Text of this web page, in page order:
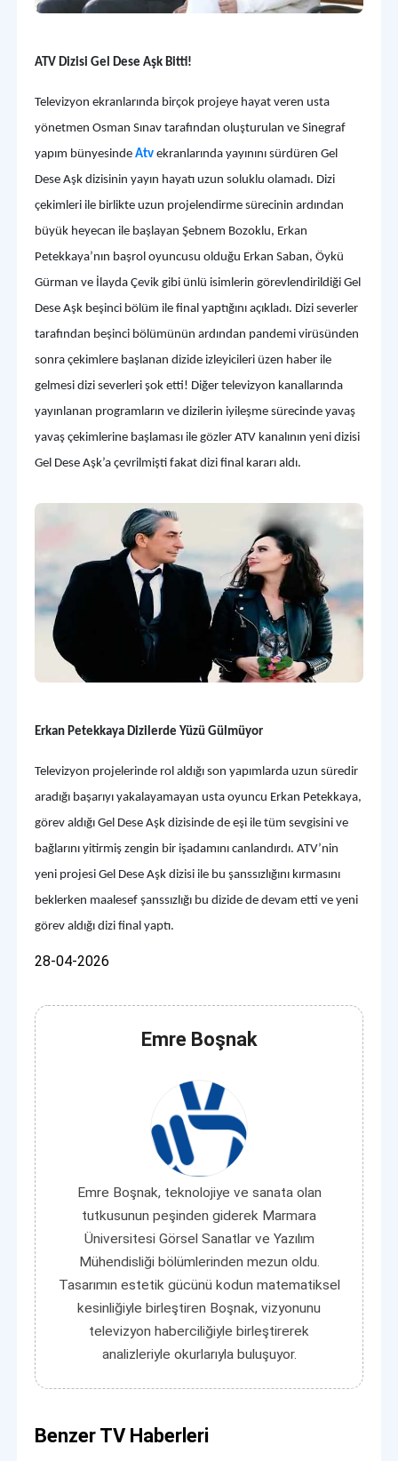
ATV Dizisi Gel Dese Aşk Bitti!
Televizyon ekranlarında birçok projeye hayat veren usta
yönetmen Osman Sınav tarafından oluşturulan ve Sinegraf
yapım bünyesindeAtv ekranlarında yayınını sürdüren Gel
Dese Aşk dizisinin yayın hayatı uzun soluklu olamadı. Dizi
çekimleri ile birlikte uzun projelendirme sürecinin ardından
büyük heyecan ile başlayan Şebnem Bozoklu, Erkan
Petekkaya’nın başrol oyuncusu olduğu Erkan Saban, Öykü
Gürman ve İlayda Çevik gibi ünlü isimlerin görevlendirildiği Gel
Dese Aşk beşinci bölüm ile final yaptığını açıkladı. Dizi severler
tarafından beşinci bölümünün ardından pandemi virüsünden
sonra çekimlere başlanan dizide izleyicileri üzen haber ile
gelmesi dizi severleri şok etti! Diğer televizyon kanallarında
yayınlanan programların ve dizilerin iyileşme sürecinde yavaş
yavaş çekimlerine başlaması ile gözler ATV kanalının yeni dizisi
Gel Dese Aşk’a çevrilmişti fakat dizi final kararı aldı.
Erkan Petekkaya Dizilerde Yüzü Gülmüyor
Televizyon projelerinde rol aldığı son yapımlarda uzun süredir
aradığı başarıyı yakalayamayan usta oyuncu Erkan Petekkaya,
görev aldığı Gel Dese Aşk dizisinde de eşi ile tüm sevgisini ve
bağlarını yitirmiş zengin bir işadamını canlandırdı. ATV’nin
yeni projesi Gel Dese Aşk dizisi ile bu şanssızlığını kırmasını
beklerken maalesef şanssızlığı bu dizide de devam etti ve yeni
görev aldığı dizi final yaptı.
28-04-2026
Emre Boşnak
Emre Boşnak, teknolojiye ve sanata olan
tutkusunun peşinden giderek Marmara
Üniversitesi Görsel Sanatlar ve Yazılım
Mühendisliği bölümlerinden mezun oldu.
Tasarımın estetik gücünü kodun matematiksel
kesinliğiyle birleştiren Boşnak, vizyonunu
televizyon haberciliğiyle birleştirerek
analizleriyle okurlarıyla buluşuyor.
Benzer TV Haberleri